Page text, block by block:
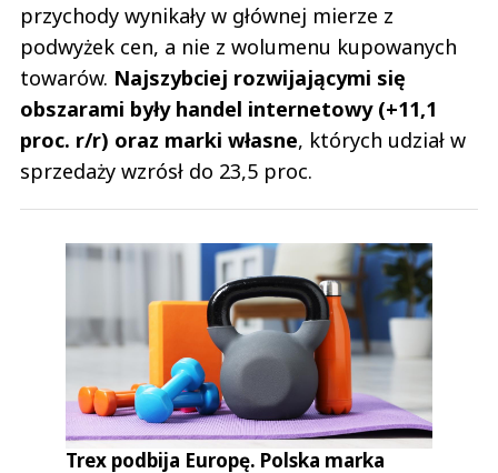
przychody wynikały w głównej mierze z
podwyżek cen, a nie z wolumenu kupowanych
towarów. Najszybciej rozwijającymi się
obszarami były handel internetowy (+11,1
proc. r/r) oraz marki własne, których udział w
sprzedaży wzrósł do 23,5 proc.
Trex podbija Europę. Polska marka